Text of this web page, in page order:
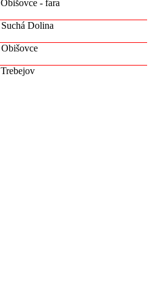
Obišovce - fara
Suchá Dolina
Obišovce
Trebejov